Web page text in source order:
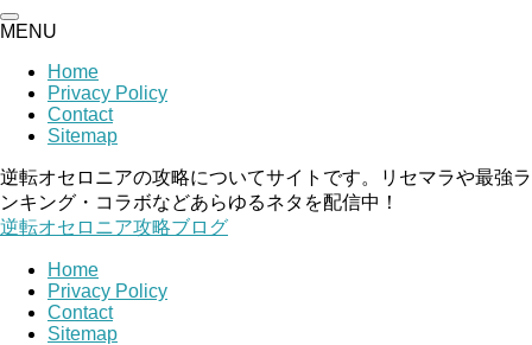
MENU
Home
Privacy Policy
Contact
Sitemap
逆転オセロニアの攻略についてサイトです。リセマラや最強ラ
ンキング・コラボなどあらゆるネタを配信中！
逆転オセロニア攻略ブログ
Home
Privacy Policy
Contact
Sitemap